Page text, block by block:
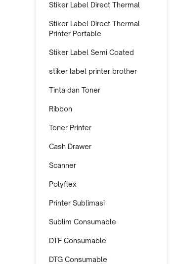
Stiker Label Direct Thermal
Stiker Label Direct Thermal
Printer Portable
Stiker Label Semi Coated
stiker label printer brother
Tinta dan Toner
Ribbon
Toner Printer
Cash Drawer
Scanner
Polyflex
Printer Sublimasi
Sublim Consumable
DTF Consumable
DTG Consumable